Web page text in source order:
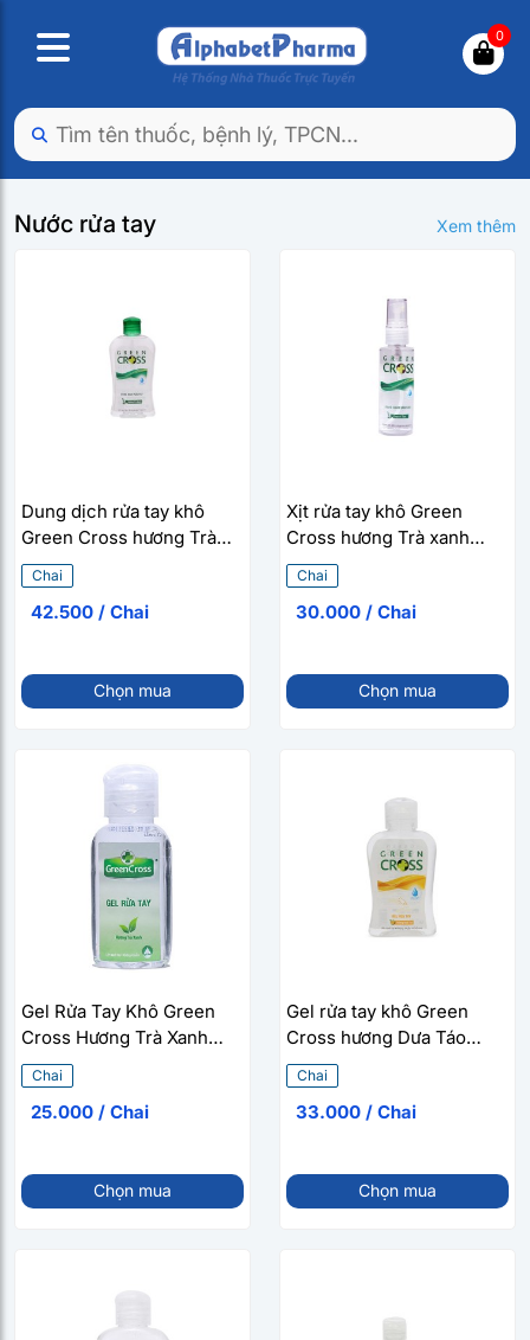
0
Nước rửa tay Xem thêm
Dung dịch rửa tay khô
Green Cross hương Trà
xanh (250ml)
Chai
42.500 / Chai
Chọn mua
Xịt rửa tay khô Green
Cross hương Trà xanh
(70ml)
Chai
30.000 / Chai
Chọn mua
Gel Rửa Tay Khô Green
Cross Hương Trà Xanh
(60ml)
Chai
25.000 / Chai
Chọn mua
Gel rửa tay khô Green
Cross hương Dưa Táo
(100ml)
Chai
33.000 / Chai
Chọn mua